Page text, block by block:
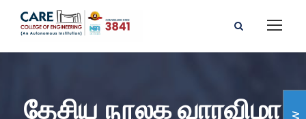
தேசிய நூலக வாரவிழா